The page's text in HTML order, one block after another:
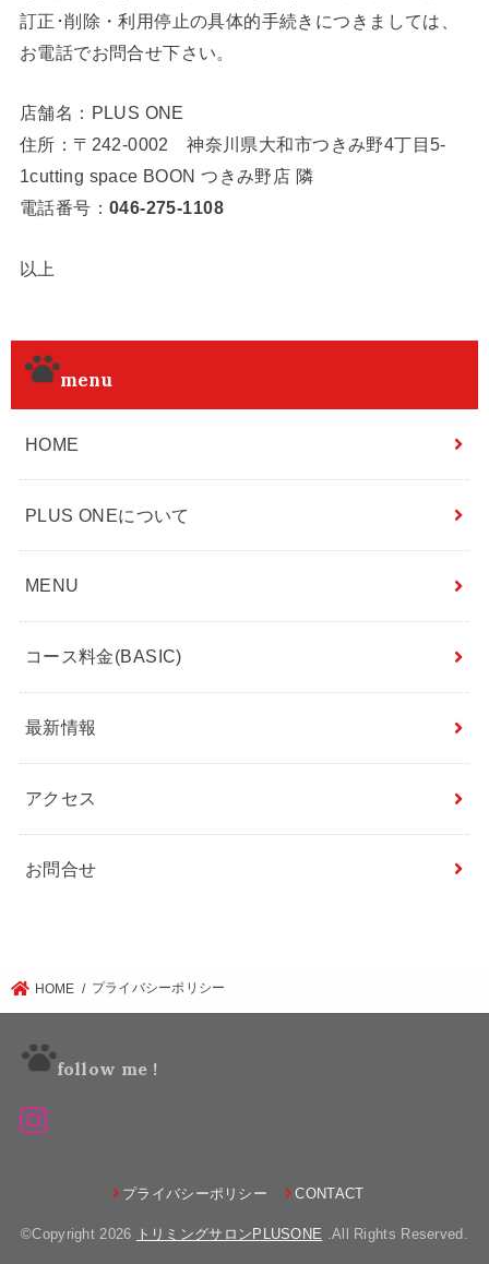
訂正･削除・利用停止の具体的手続きにつきましては、
お電話でお問合せ下さい。
店舗名：PLUS ONE
住所：〒242-0002 神奈川県大和市つきみ野4丁目5-
1cutting space BOON つきみ野店 隣
電話番号： 046-275-1108
以上
menu
HOME
PLUS ONEについて
MENU
コース料金(BASIC)
最新情報
アクセス
お問合せ
HOME プライバシーポリシー
follow me !
プライバシーポリシー CONTACT
©Copyright 2026 トリミングサロンPLUSONE .All Rights Reserved.